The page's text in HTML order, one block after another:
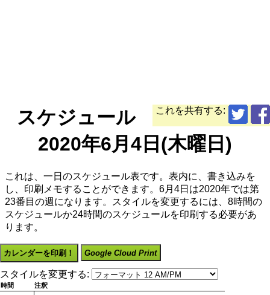
これを共有する:
スケジュール
2020年6月4日(木曜日)
これは、一日のスケジュール表です。表内に、書き込みを
し、印刷メモすることができます。6月4日は2020年では第
23番目の週になります。スタイルを変更するには、8時間の
スケジュールか24時間のスケジュールを印刷する必要があ
ります。
カレンダーを印刷！ Google Cloud Print
スタイルを変更する:
時間 注釈